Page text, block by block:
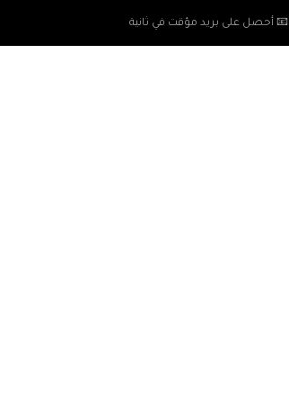
📧 أحصل على بريد مؤقت في ثانية